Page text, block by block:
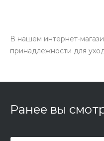
В нашем интернет-
принадлежности для
Ранее вы